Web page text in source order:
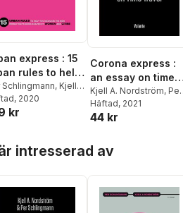
röster:
express : 15
rules to help
navigate the
world that's
shaped by
Schlingmann, Kjell
, 2020
kr
Corona express :
an essay on time
travel
Kjell A. Nordström, Per
Schlingmann
Häftad, 2021
44 kr
intresserad av